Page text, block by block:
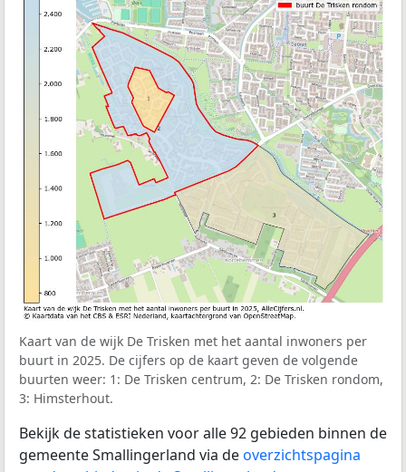
Kaart van de wijk De Trisken met het aantal inwoners per
buurt in 2025. De cijfers op de kaart geven de volgende
buurten weer: 1: De Trisken centrum, 2: De Trisken rondom,
3: Himsterhout.
Bekijk de statistieken voor alle 92 gebieden binnen de
gemeente Smallingerland via deoverzichtspagina